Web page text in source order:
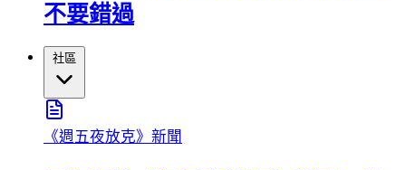
不要錯過
《週五夜放克》新聞